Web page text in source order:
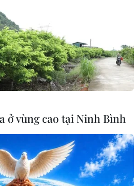
ở vùng cao tại Ninh Bình